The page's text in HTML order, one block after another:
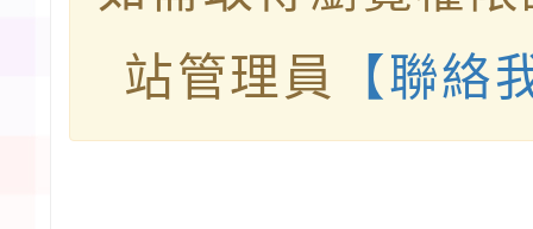
站管理員
【聯絡